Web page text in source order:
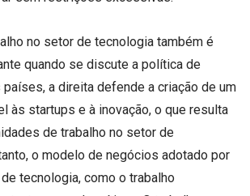
no setor de tecnologia também é
quando se discute a política de
a direita defende a criação de um
às startups e à inovação, o que resulta
de trabalho no setor de
o modelo de negócios adotado por
tecnologia, como o trabalho